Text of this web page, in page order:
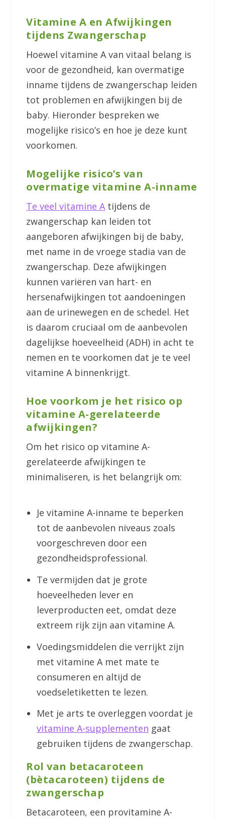
Vitamine A en Afwijkingen
tijdens Zwangerschap
Hoewel vitamine A van vitaal belang is
voor de gezondheid, kan overmatige
inname tijdens de zwangerschap leiden
tot problemen en afwijkingen bij de
baby. Hieronder bespreken we
mogelijke risico’s en hoe je deze kunt
voorkomen.
Mogelijke risico’s van
overmatige vitamine A-inname
Te veel vitamine Atijdens de
zwangerschap kan leiden tot
aangeboren afwijkingen bij de baby,
met name in de vroege stadia van de
zwangerschap. Deze afwijkingen
kunnen variëren van hart- en
hersenafwijkingen tot aandoeningen
aan de urinewegen en de schedel. Het
is daarom cruciaal om de aanbevolen
dagelijkse hoeveelheid (ADH) in acht te
nemen en te voorkomen dat je te veel
vitamine A binnenkrijgt.
Hoe voorkom je het risico op
vitamine A-gerelateerde
afwijkingen?
Om het risico op vitamine A-
gerelateerde afwijkingen te
minimaliseren, is het belangrijk om:
Je vitamine A-inname te beperken
tot de aanbevolen niveaus zoals
voorgeschreven door een
gezondheidsprofessional.
Te vermijden dat je grote
hoeveelheden lever en
leverproducten eet, omdat deze
extreem rijk zijn aan vitamine A.
Voedingsmiddelen die verrijkt zijn
met vitamine A met mate te
consumeren en altijd de
voedseletiketten te lezen.
Met je arts te overleggen voordat je
vitamine A-supplementen gaat
gebruiken tijdens de zwangerschap.
Rol van betacaroteen
(bètacaroteen) tijdens de
zwangerschap
Betacaroteen, een provitamine A-